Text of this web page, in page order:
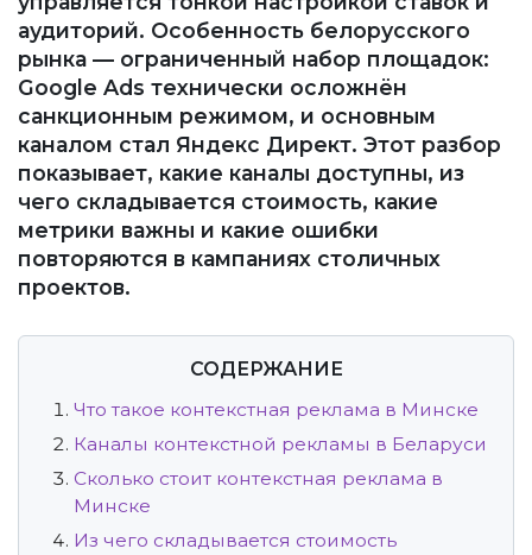
аудиторий. Особенность белорусского
рынка — ограниченный набор площадок:
Google Ads технически осложнён
санкционным режимом, и основным
каналом стал Яндекс Директ. Этот разбор
показывает, какие каналы доступны, из
чего складывается стоимость, какие
метрики важны и какие ошибки
повторяются в кампаниях столичных
проектов.
СОДЕРЖАНИЕ
Что такое контекстная реклама в Минске
Каналы контекстной рекламы в Беларуси
Сколько стоит контекстная реклама в
Минске
Из чего складывается стоимость